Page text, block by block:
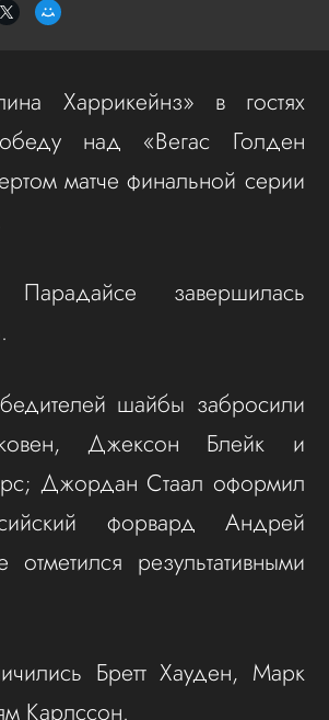
Харрикейнз» в гостях
над «Вегас Голден
матче финальной серии
завершилась
шайбы забросили
Джексон Блейк и
Джордан Стаал оформил
форвард Андрей
результативными
Бретт Хауден, Марк
Карлссон.